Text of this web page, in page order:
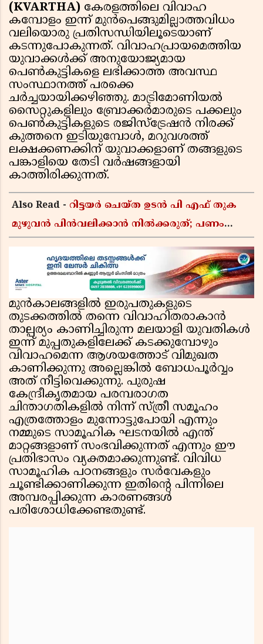
(KVARTHA) കേരളത്തിലെ വിവാഹ
കമ്പോളം ഇന്ന് മുൻപെങ്ങുമില്ലാത്തവിധം
വലിയൊരു പ്രതിസന്ധിയിലൂടെയാണ്
കടന്നുപോകുന്നത്. വിവാഹപ്രായമെത്തിയ
യുവാക്കൾക്ക് അനുയോജ്യമായ
പെൺകുട്ടികളെ ലഭിക്കാത്ത അവസ്ഥ
സംസ്ഥാനത്ത് പരക്കെ
ചർച്ചയായിക്കഴിഞ്ഞു. മാട്രിമോണിയൽ
സൈറ്റുകളിലും ബ്രോക്കർമാരുടെ പക്കലും
പെൺകുട്ടികളുടെ രജിസ്ട്രേഷൻ നിരക്ക്
കുത്തനെ ഇടിയുമ്പോൾ, മറുവശത്ത്
ലക്ഷക്കണക്കിന് യുവാക്കളാണ് തങ്ങളുടെ
പങ്കാളിയെ തേടി വർഷങ്ങളായി
കാത്തിരിക്കുന്നത്.
Also Read - റിട്ടയർ ചെയ്ത ഉടൻ പി എഫ് തുക
മുഴുവൻ പിൻവലിക്കാൻ നിൽക്കരുത്; പണം
അറിയാം
മുൻകാലങ്ങളിൽ ഇരുപതുകളുടെ
തുടക്കത്തിൽ തന്നെ വിവാഹിതരാകാൻ
താല്പര്യം കാണിച്ചിരുന്ന മലയാളി യുവതികൾ
ഇന്ന് മുപ്പതുകളിലേക്ക് കടക്കുമ്പോഴും
വിവാഹമെന്ന ആശയത്തോട് വിമുഖത
കാണിക്കുന്നു അല്ലെങ്കിൽ ബോധപൂർവ്വം
അത് നീട്ടിവെക്കുന്നു. പുരുഷ
കേന്ദ്രീകൃതമായ പരമ്പരാഗത
ചിന്താഗതികളിൽ നിന്ന് സ്ത്രീ സമൂഹം
എത്രത്തോളം മുന്നോട്ടുപോയി എന്നും
നമ്മുടെ സാമൂഹിക ഘടനയിൽ എന്ത്
മാറ്റങ്ങളാണ് സംഭവിക്കുന്നത് എന്നും ഈ
പ്രതിഭാസം വ്യക്തമാക്കുന്നുണ്ട്. വിവിധ
സാമൂഹിക പഠനങ്ങളും സർവേകളും
ചൂണ്ടിക്കാണിക്കുന്ന ഇതിന്റെ പിന്നിലെ
അമ്പരപ്പിക്കുന്ന കാരണങ്ങൾ
പരിശോധിക്കേണ്ടതുണ്ട്.